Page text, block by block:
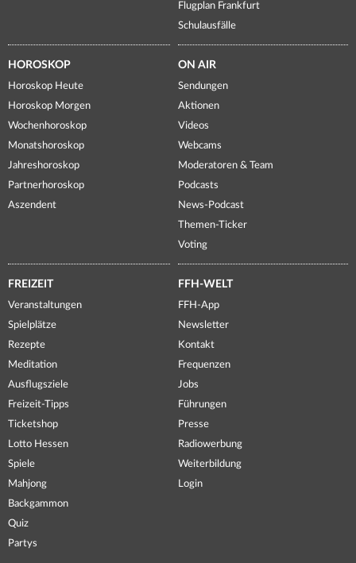
Flugplan Frankfurt
Schulausfälle
HOROSKOP
Horoskop Heute
Horoskop Morgen
Wochenhoroskop
Monatshoroskop
Jahreshoroskop
Partnerhoroskop
Aszendent
ON AIR
Sendungen
Aktionen
Videos
Webcams
Moderatoren & Team
Podcasts
News-Podcast
Themen-Ticker
Voting
FREIZEIT
Veranstaltungen
Spielplätze
Rezepte
Meditation
Ausflugsziele
Freizeit-Tipps
Ticketshop
Lotto Hessen
Spiele
Mahjong
Backgammon
Quiz
Partys
FFH-WELT
FFH-App
Newsletter
Kontakt
Frequenzen
Jobs
Führungen
Presse
Radiowerbung
Weiterbildung
Login